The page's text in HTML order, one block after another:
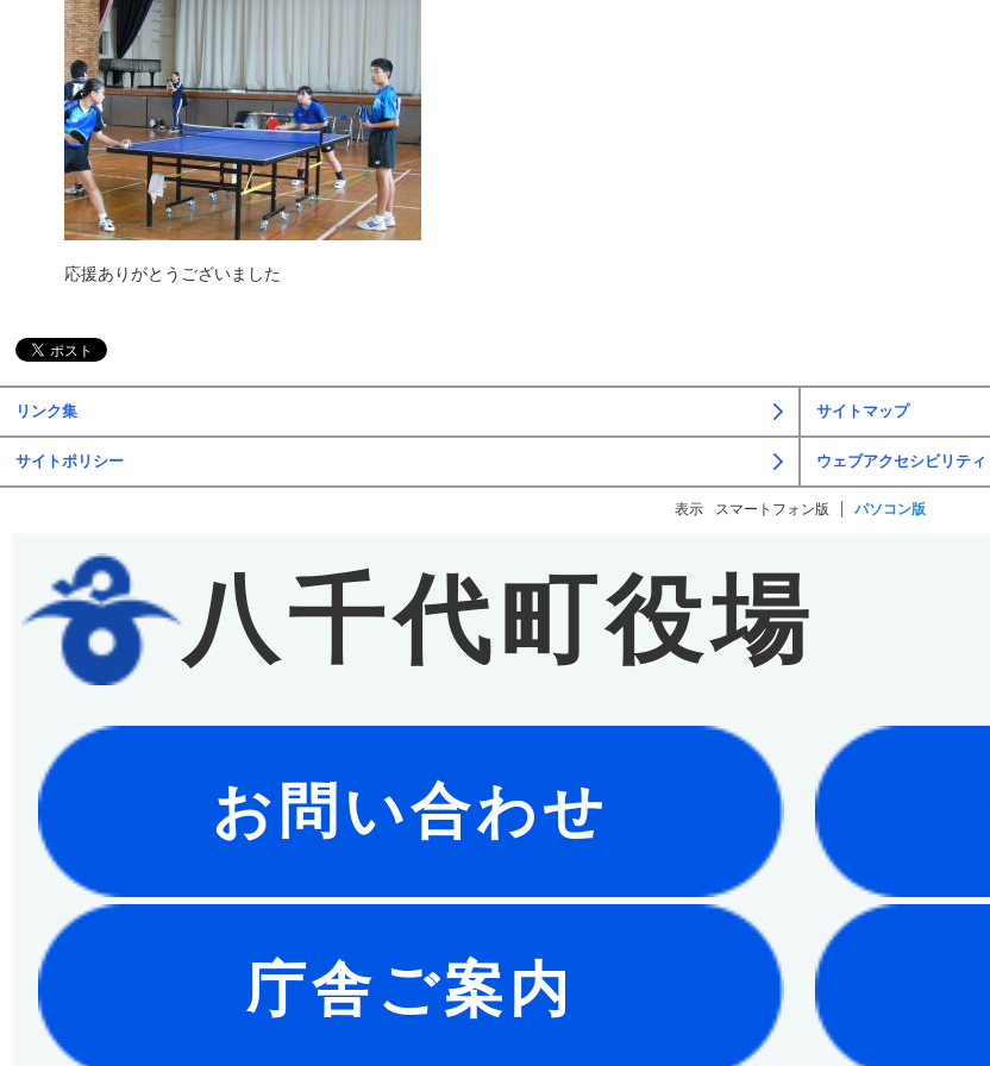
応援ありがとうございました
リンク集 サイトマップ
サイトポリシー ウェブアクセシビリティ
表示 スマートフォン版 パソコン版
八千代町役場
お問い合わせ
庁舎ご案内